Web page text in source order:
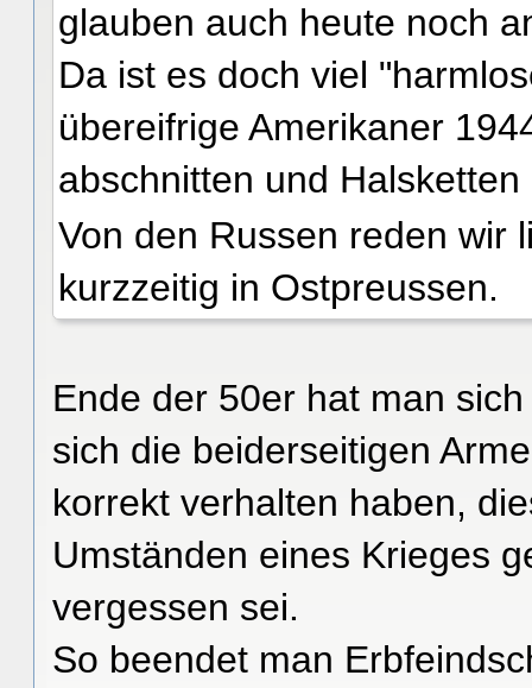
glauben auch heute noch
Da ist es doch viel
übereifrige Amerikaner
abschnitten und
Von den Russen reden wir
kurzzeitig in Ostpreussen.
Ende der 50er hat man
sich die beiderseitigen
korrekt verhalten haben,
Umständen eines Krieges
vergessen sei.
So beendet man